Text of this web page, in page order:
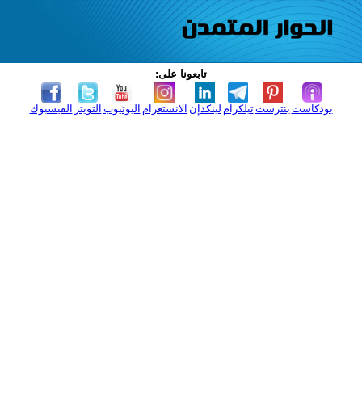
تابعونا على:
الفيسبوك التويتر اليوتيوب الانستغرام لينكدإن تيلكرامبنترست بودكاست